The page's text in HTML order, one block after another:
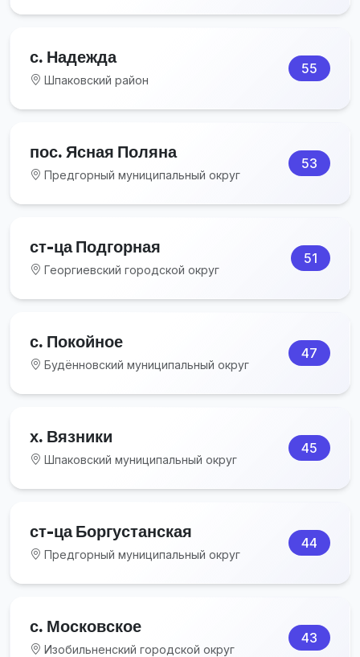
с. Надежда
Шпаковский район
55
пос. Ясная Поляна
Предгорный муниципальный округ
53
ст-ца Подгорная
Георгиевский городской округ
51
с. Покойное
Будённовский муниципальный округ
47
х. Вязники
Шпаковский муниципальный округ
45
ст-ца Боргустанская
Предгорный муниципальный округ
44
с. Московское
Изобильненский городской округ
43